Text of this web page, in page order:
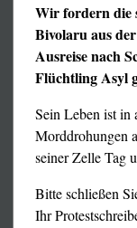
seiner
gewesen, hätte
den Müll
Und da er in
Spanisch seine
Wir fordern die
Bivolaru aus
Ausreise nach
Flüchtling Asyl
Sein Leben ist in
Morddrohungen
seiner Zelle Tag
Bitte schließen
Ihr